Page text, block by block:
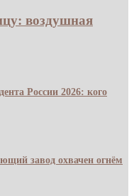
воздушная
России 2026: кого
завод охвачен огнём